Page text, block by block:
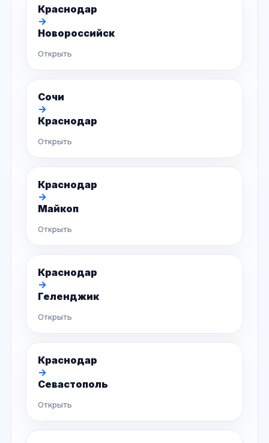
Краснодар
→
Новороссийск
Открыть
Сочи
→
Краснодар
Открыть
Краснодар
→
Майкоп
Открыть
Краснодар
→
Геленджик
Открыть
Краснодар
→
Севастополь
Открыть